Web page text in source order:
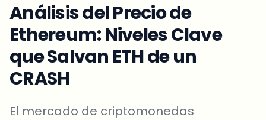
Análisis del Precio de
Ethereum: Niveles Clave
que Salvan ETH de un
CRASH
El mercado de criptomonedas